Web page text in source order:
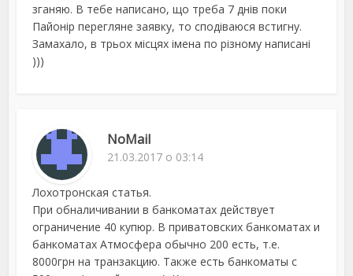
зганяю. В тебе написано, що треба 7 днів поки
Пайонір перегляне заявку, то сподіваюся встигну.
Замахало, в трьох місцях імена по різному написані
)))
NoMail
21.03.2017 о 03:14
Лохотронская статья.
При обналичивании в банкоматах действует
ограничение 40 купюр. В приватовских банкоматах и
банкоматах Атмосфера обычно 200 есть, т.е.
8000грн на транзакцию. Также есть банкоматы с